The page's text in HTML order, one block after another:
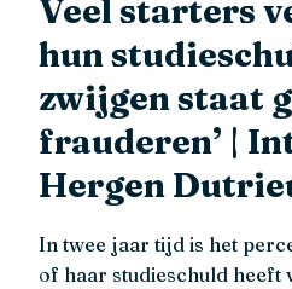
Veel starters
hun
zwijgen staat
frauderen’ |
Hergen
In twee jaar tijd is het
of haar studieschuld heeft